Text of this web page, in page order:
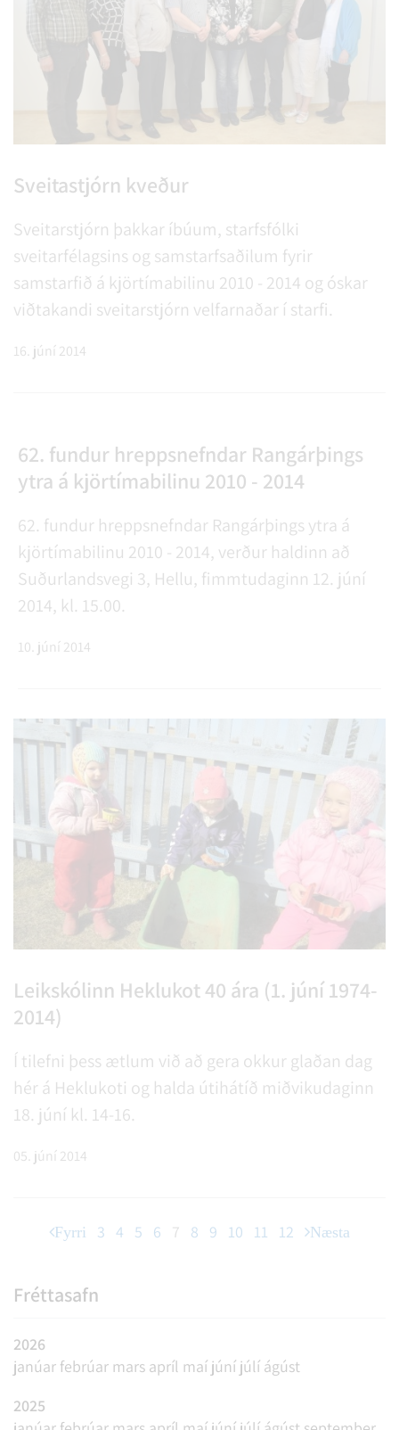
Sveitastjórn kveður
Sveitarstjórn þakkar íbúum, starfsfólki
sveitarfélagsins og samstarfsaðilum fyrir
samstarfið á kjörtímabilinu 2010 - 2014 og óskar
viðtakandi sveitarstjórn velfarnaðar í starfi.
16. júní 2014
62. fundur hreppsnefndar Rangárþings
ytra á kjörtímabilinu 2010 - 2014
62. fundur hreppsnefndar Rangárþings ytra á
kjörtímabilinu 2010 - 2014, verður haldinn að
Suðurlandsvegi 3, Hellu, fimmtudaginn 12. júní
2014, kl. 15.00.
10. júní 2014
Leikskólinn Heklukot 40 ára (1. júní 1974-
2014)
Í tilefni þess ætlum við að gera okkur glaðan dag
hér á Heklukoti og halda útihátíð miðvikudaginn
18. júní kl. 14-16.
05. júní 2014
Fyrri 3 4 5 6 7 8 9 10 11 12 Næsta
Fréttasafn
2026
janúar febrúar mars apríl maí júní júlí ágúst
2025